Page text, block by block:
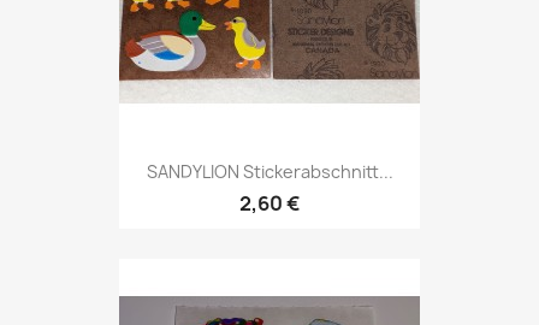
SANDYLION Stickerabschnitt...
2,60 €